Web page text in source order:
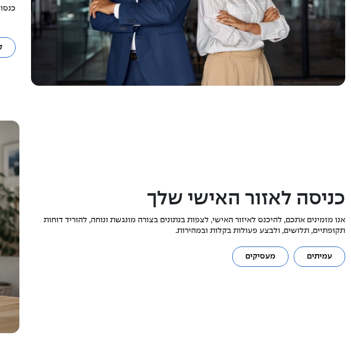
כניסה לאזור האישי שלך
אנו מזמינים אתכם, להיכנס לאיזור האישי, לצפות בנתונים בצורה מונגשת ונוחה, להוריד דוחות
תקופתיים, תלושים, ולבצע פעולות בקלות ובמהירות.
עמיתים מעסיקים